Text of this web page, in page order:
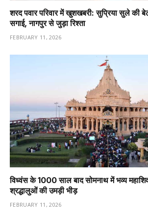
शरद पवार परिवार में खुशखबरी: सुप्रिया सुले की
सगाई, नागपुर से जुड़ा रिश्ता
FEBRUARY 11, 2026
विध्वंस के 1000 साल बाद सोमनाथ में भव्य
श्रद्धालुओं की उमड़ी भीड़
FEBRUARY 11, 2026